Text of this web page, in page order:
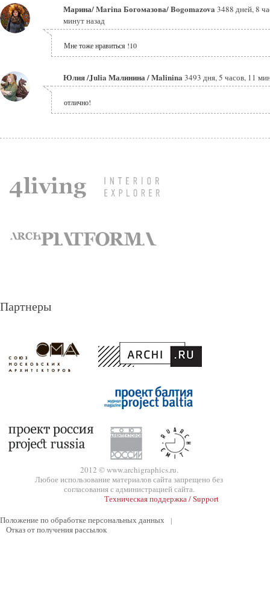
Марина/ Marina Богомазова/ Bogomazova 3488 дней, 8
минут назад
Мне тоже нравиться !10
Юлия /Julia Малинина / Malinina 3493 дня, 5 часов, 11
отлично!
Партнеры
2012 © www.archigraphics.ru.
Любое использование материалов сайта запрещено без
согласования с администрацией сайта.
Техническая поддержка / Support
Положение по обработке персональных данных
|
Отказ от получения рассылок